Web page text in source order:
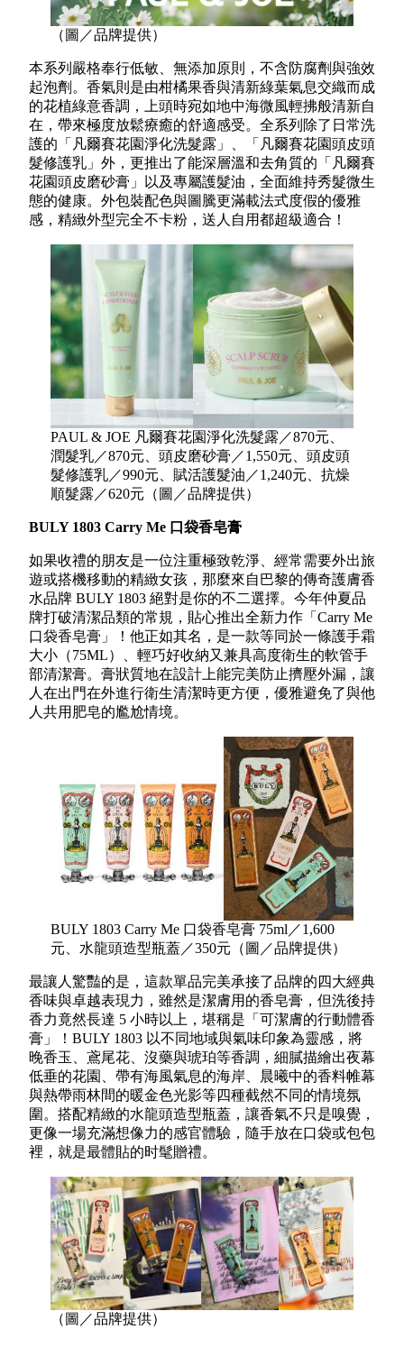
（圖／品牌提供）
本系列嚴格奉行低敏、無添加原則，不含防腐劑與強效
起泡劑。香氣則是由柑橘果香與清新綠葉氣息交織而成
的花植綠意香調，上頭時宛如地中海微風輕拂般清新自
在，帶來極度放鬆療癒的舒適感受。全系列除了日常洗
護的「凡爾賽花園淨化洗髮露」、「凡爾賽花園頭皮頭
髮修護乳」外，更推出了能深層溫和去角質的「凡爾賽
花園頭皮磨砂膏」以及專屬護髮油，全面維持秀髮微生
態的健康。外包裝配色與圖騰更滿載法式度假的優雅
感，精緻外型完全不卡粉，送人自用都超級適合！
PAUL & JOE 凡爾賽花園淨化洗髮露／870元、
潤髮乳／870元、頭皮磨砂膏／1,550元、頭皮頭
髮修護乳／990元、賦活護髮油／1,240元、抗燥
順髮露／620元（圖／品牌提供）
BULY 1803 Carry Me 口袋香皂膏
如果收禮的朋友是一位注重極致乾淨、經常需要外出旅
遊或搭機移動的精緻女孩，那麼來自巴黎的傳奇護膚香
水品牌 BULY 1803 絕對是你的不二選擇。今年仲夏品
牌打破清潔品類的常規，貼心推出全新力作「Carry Me
口袋香皂膏」！他正如其名，是一款等同於一條護手霜
大小（75ML）、輕巧好收納又兼具高度衛生的軟管手
部清潔膏。膏狀質地在設計上能完美防止擠壓外漏，讓
人在出門在外進行衛生清潔時更方便，優雅避免了與他
人共用肥皂的尷尬情境。
BULY 1803 Carry Me 口袋香皂膏 75ml／1,600
元、水龍頭造型瓶蓋／350元（圖／品牌提供）
最讓人驚豔的是，這款單品完美承接了品牌的四大經典
香味與卓越表現力，雖然是潔膚用的香皂膏，但洗後持
香力竟然長達 5 小時以上，堪稱是「可潔膚的行動體香
膏」！BULY 1803 以不同地域與氣味印象為靈感，將
晚香玉、鳶尾花、沒藥與琥珀等香調，細膩描繪出夜幕
低垂的花園、帶有海風氣息的海岸、晨曦中的香料帷幕
與熱帶雨林間的暖金色光影等四種截然不同的情境氛
圍。搭配精緻的水龍頭造型瓶蓋，讓香氣不只是嗅覺，
更像一場充滿想像力的感官體驗，隨手放在口袋或包包
裡，就是最體貼的时髦贈禮。
（圖／品牌提供）